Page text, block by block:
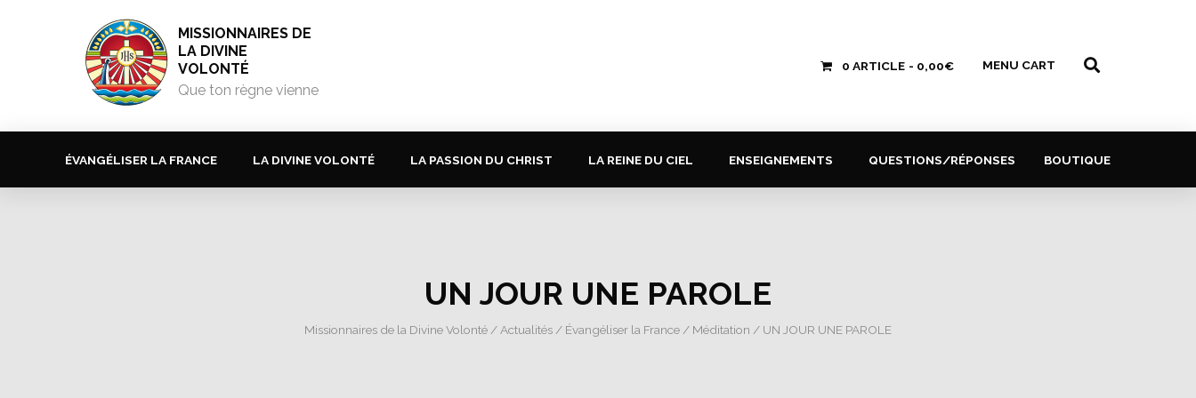
MISSIONNAIRES DE
LA DIVINE
VOLONTÉ
Que ton règne vienne
0 ARTICLE 0,00€ MENU CART
ÉVANGÉLISER LA FRANCE LA DIVINE VOLONTÉ LA PASSION DU CHRIST LA REINE DU CIEL ENSEIGNEMENTS QUESTIONS/RÉPONSES BOUTIQUE
UN JOUR UNE PAROLE
Missionnaires de la Divine Volonté / Actualités / Évangéliser la France / Méditation / UN JOUR UNE PAROLE